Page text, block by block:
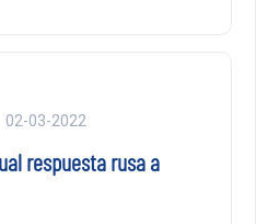
02-03-2022
respuesta rusa a